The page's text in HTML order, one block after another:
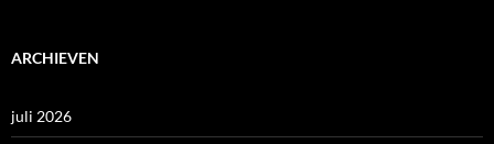
ARCHIEVEN
juli 2026